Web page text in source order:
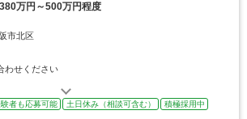
380万円～500万円程度
市北区
わせください
者も応募可能 土日休み（相談可含む） 積極採用中